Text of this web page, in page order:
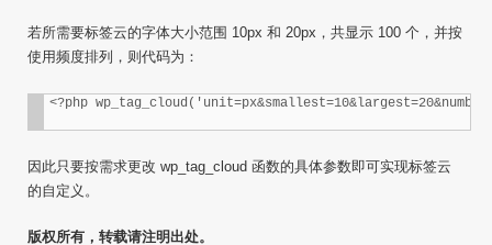
若所需要标签云的字体大小范围 10px 和 20px，共显示 100 个，并按
使用频度排列，则代码为：
<?php
因此只要按需求更改 wp_tag_cloud 函数的具体参数即可实现标签云
的自定义。
版权所有，转载请注明出处。